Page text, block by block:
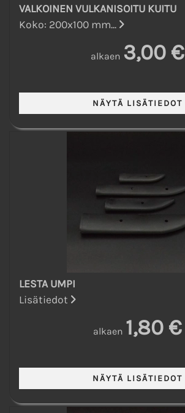
VALKOINEN VULKANISOITU KUITU
Koko: 200x100 mm...
alkaen 3,00 €
LESTA UMPI
Lisätiedot
alkaen 1,80 €